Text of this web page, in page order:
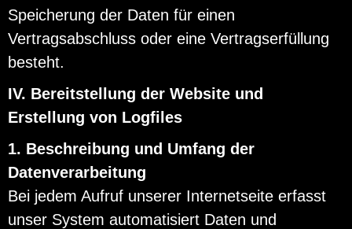
Speicherung der Daten für einen
Vertragsabschluss oder eine Vertragserfüllung
besteht.
IV. Bereitstellung der Website und
Erstellung von Logfiles
1. Beschreibung und Umfang der
Datenverarbeitung
Bei jedem Aufruf unserer Internetseite erfasst
unser System automatisiert Daten und